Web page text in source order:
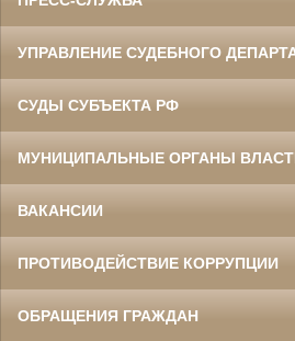
УПРАВЛЕНИЕ СУДЕБНОГО
СУДЫ СУБЪЕКТА РФ
МУНИЦИПАЛЬНЫЕ ОРГАНЫ
ВАКАНСИИ
ПРОТИВОДЕЙСТВИЕ КОРРУПЦИИ
ОБРАЩЕНИЯ ГРАЖДАН